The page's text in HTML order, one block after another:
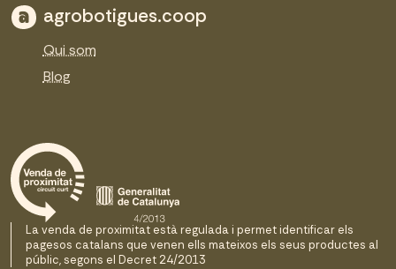
agrobotigues.coop
Qui som
Blog
La venda de proximitat està regulada i permet identificar els
pagesos catalans que venen ells mateixos els seus productes al
públic, segons el Decret 24/2013